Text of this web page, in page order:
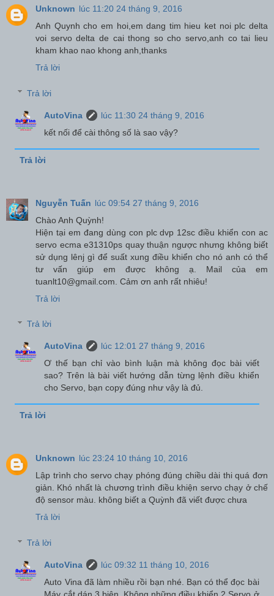
Unknown lúc 11:20 24 tháng 9, 2016
Anh Quynh cho em hoi,em dang tim hieu ket noi plc delta
voi servo delta de cai thong so cho servo,anh co tai lieu
kham khao nao khong anh,thanks
Trả lời
Trả lời
AutoVina
lúc 11:30 24 tháng 9, 2016
kết nối để cài thông số là sao vậy?
Trả lời
Nguyễn Tuấn lúc 09:54 27 tháng 9, 2016
Chào Anh Quỳnh!
Hiện tại em đang dùng con plc dvp 12sc điều khiển con ac
servo ecma e31310ps quay thuận ngược nhưng không biết
sử dụng lênj gì để suất xung điều khiển cho nó anh có thể
tư vấn giúp em được không ạ. Mail của em
tuanlt10@gmail.com. Cảm ơn anh rất nhiêu!
Trả lời
Trả lời
AutoVina
lúc 12:01 27 tháng 9, 2016
Ơ thế bạn chỉ vào bình luận mà không đọc bài viết
sao? Trên là bài viết hướng dẫn từng lệnh điều khiển
cho Servo, bạn copy đúng như vậy là đủ.
Trả lời
Unknown lúc 23:24 10 tháng 10, 2016
Lập trình cho servo chạy phóng đúng chiều dài thi quá đơn
giản. Khó nhất là chương trình điều khiện servo chạy ở chế
độ sensor màu. không biết a Quỳnh đã viết được chưa
Trả lời
Trả lời
AutoVina
lúc 09:32 11 tháng 10, 2016
Auto Vina đã làm nhiều rồi bạn nhé. Bạn có thể đọc bài